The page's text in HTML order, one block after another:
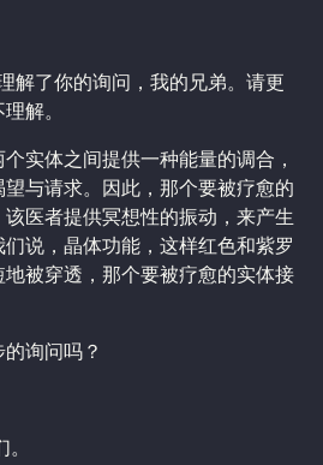
解了你的询问，我的兄弟。请更
解。
实体之间提供一种能量的调合，
与请求。因此，那个要被疗愈的
医者提供冥想性的振动，来产生
说，晶体功能，这样红色和紫罗
被穿透，那个要被疗愈的实体接
询问吗？